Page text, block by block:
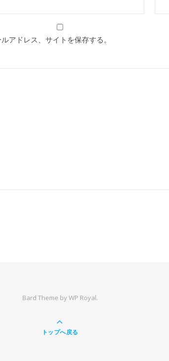
アドレス、サイトを保存する。
Bard Theme byWP Royal.
トップへ戻る